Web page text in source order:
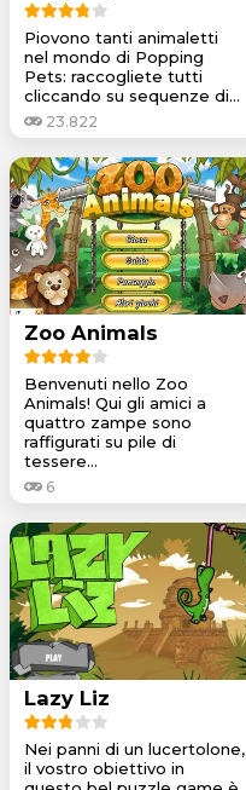
Piovono tanti animaletti
nel mondo di Popping
Pets: raccogliete tutti
cliccando su sequenze di...
23.822
Zoo Animals
Benvenuti nello Zoo
Animals! Qui gli amici a
quattro zampe sono
raffigurati su pile di
tessere...
6
Lazy Liz
Nei panni di un lucertolone,
il vostro obiettivo in